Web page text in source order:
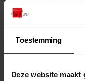
Toestemming
Deze website maakt
vergunningen
uitleg nodig?
Wij helpen u op
bekijk alle
Wij helpen u op
bekijk alle
bekijk ons
advisering en
beleidsplan
publiek jaarverslag
steun het
Door een fout tijdens het